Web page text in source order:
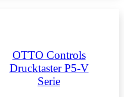
OTTO Controls
Drucktaster P5-V
Serie